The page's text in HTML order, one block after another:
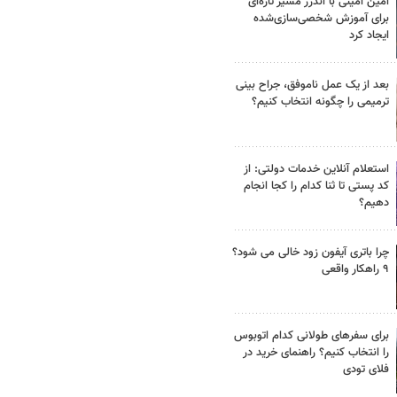
برای آموزش شخصی‌سازی‌شده
ایجاد کرد
بعد از یک عمل ناموفق، جراح بینی
ترمیمی را چگونه انتخاب کنیم؟
استعلام آنلاین خدمات دولتی: از
کد پستی تا ثنا کدام را کجا انجام
دهیم؟
چرا باتری آیفون زود خالی می شود؟
۹ راهکار واقعی
برای سفرهای طولانی کدام اتوبوس
را انتخاب کنیم؟ راهنمای خرید در
فلای تودی